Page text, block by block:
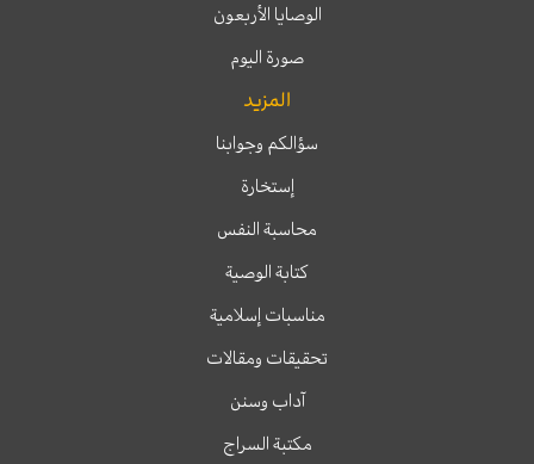
الوصايا الأربعون
صورة اليوم
المزيد
سؤالكم وجوابنا
إستخارة
محاسبة النفس
كتابة الوصية
مناسبات إسلامية
تحقيقات ومقالات
آداب وسنن
مكتبة السراج